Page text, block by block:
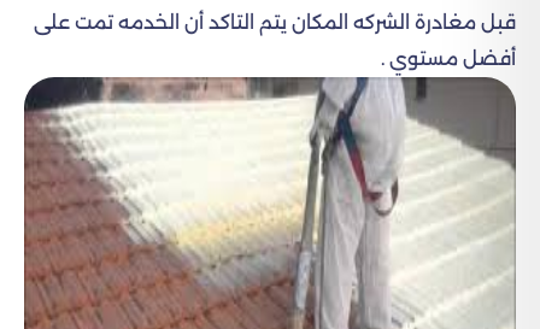
قبل مغادرة الشركه المكان يتم التاكد أن الخدمه تمت على
أفضل مستوي .